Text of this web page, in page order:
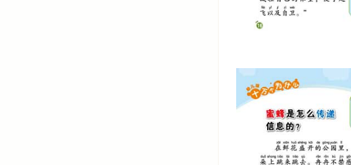
菜青虫是什么的幼虫？ 68
为什么蚯蚓是植物的“好朋友”？ 69
为什么被蝎子刺伤了会很疼？ 72
蜈蚣是害虫吗？ 73
蜈蚣到底长了多少只脚？ 74
昆虫没有鼻子能闻到气味吗？ 76